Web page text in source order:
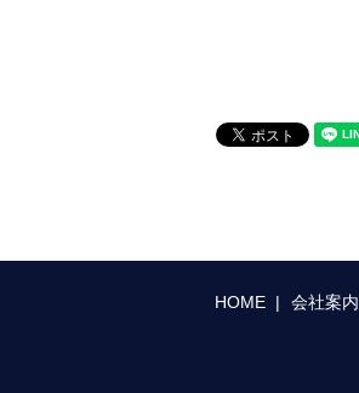
HOME 会社案内